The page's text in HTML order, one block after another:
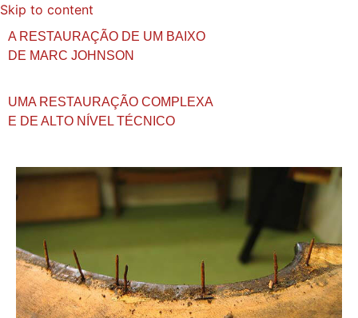
Skip to content
A RESTAURAÇÃO DE UM BAIXO
DE MARC JOHNSON
UMA RESTAURAÇÃO COMPLEXA
E DE ALTO NÍVEL TÉCNICO